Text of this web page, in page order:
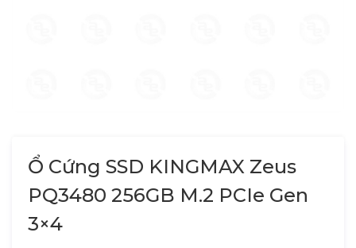
Ổ Cứng SSD KINGMAX Zeus
PQ3480 256GB M.2 PCIe Gen
3×4